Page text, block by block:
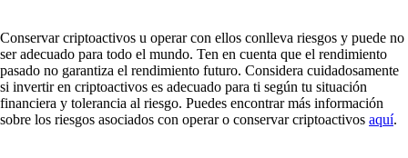
Conservar criptoactivos u operar con ellos conlleva riesgos y puede no
ser adecuado para todo el mundo. Ten en cuenta que el rendimiento
pasado no garantiza el rendimiento futuro. Considera cuidadosamente
si invertir en criptoactivos es adecuado para ti según tu situación
financiera y tolerancia al riesgo. Puedes encontrar más información
sobre los riesgos asociados con operar o conservar criptoactivos aquí.